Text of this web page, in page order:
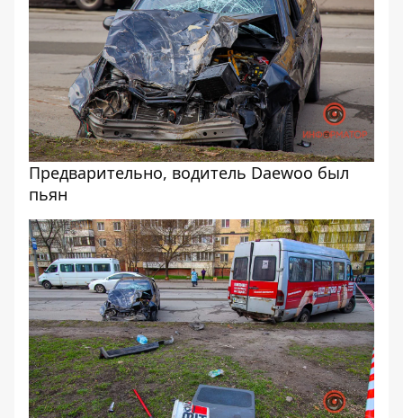
Предварительно, водитель Daewoo был
пьян